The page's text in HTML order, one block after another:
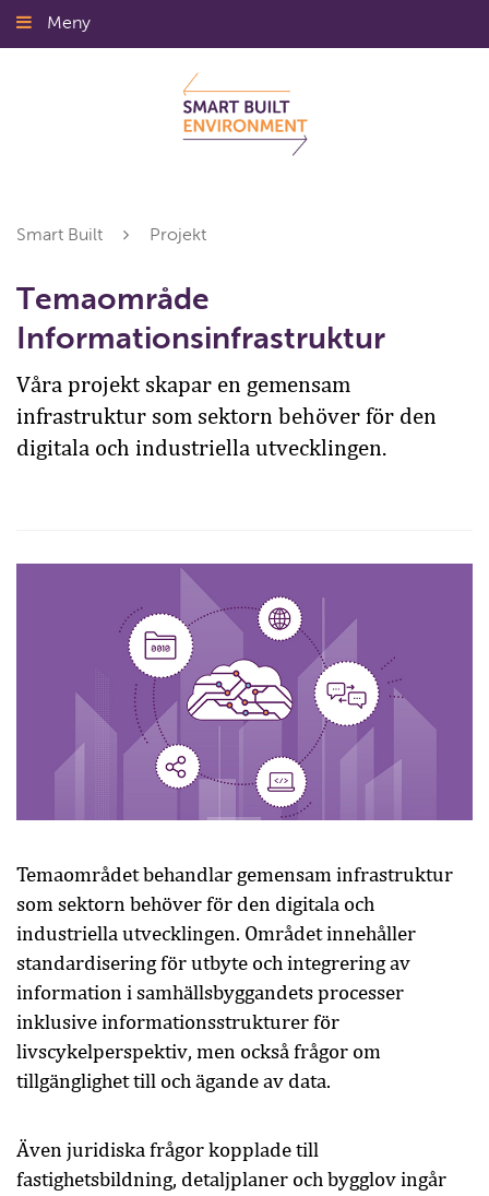
Gå
till
Meny
Smart Built Projekt
Temaområde
Informationsinfrastruktur
Våra projekt skapar en gemensam
infrastruktur som sektorn behöver för den
digitala och industriella utvecklingen.
Temaområdet behandlar gemensam infrastruktur
som sektorn behöver för den digitala och
industriella utvecklingen. Området innehåller
standardisering för utbyte och integrering av
information i samhällsbyggandets processer
inklusive informationsstrukturer för
livscykelperspektiv, men också frågor om
tillgänglighet till och ägande av data.
Även juridiska frågor kopplade till
fastighetsbildning, detaljplaner och bygglov ingår